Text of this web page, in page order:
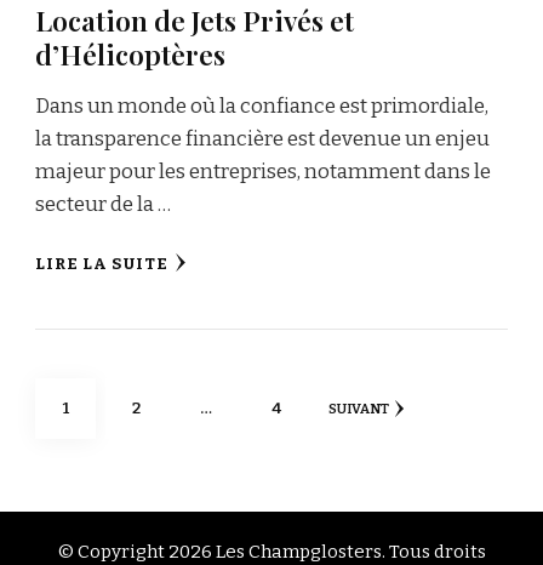
Location de Jets Privés et
d’Hélicoptères
Dans un monde où la confiance est primordiale,
la transparence financière est devenue un enjeu
majeur pour les entreprises, notamment dans le
secteur de la …
LIRE LA SUITE
Navigation
PAGE
1 PAGE
2 … PAGE
4 SUIVANT
© Copyright 2026 Les Champglosters. Tous droits